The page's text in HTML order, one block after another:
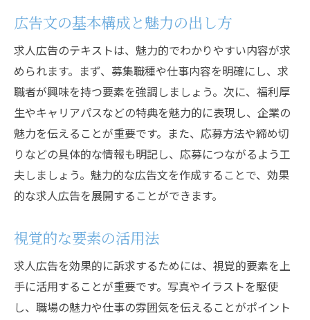
求人広告の最適化を成功させるための具体的手
法
A/Bテストの活用方法
データ分析による改善点の抽出
求職者からのフィードバックの重要性
広告配信スケジュールの最適化
ターゲティング精度の向上
継続的な見直しと調整の重要性
最新の求人広告トレンド分析
SNSを活用した求人広告戦略
モバイル最適化の重要性
多様な媒体での広告配信
広告文の基本構成と魅力の出し方
求人広告のテキストは、魅力的でわかりやすい内容が求
められます。まず、募集職種や仕事内容を明確にし、求
職者が興味を持つ要素を強調しましょう。次に、福利厚
生やキャリアパスなどの特典を魅力的に表現し、企業の
魅力を伝えることが重要です。また、応募方法や締め切
りなどの具体的な情報も明記し、応募につながるよう工
夫しましょう。魅力的な広告文を作成することで、効果
的な求人広告を展開することができます。
視覚的な要素の活用法
求人広告を効果的に訴求するためには、視覚的要素を上
手に活用することが重要です。写真やイラストを駆使
し、職場の魅力や仕事の雰囲気を伝えることがポイント